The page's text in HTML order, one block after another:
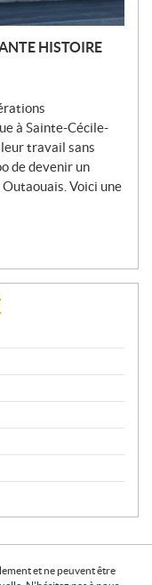
HISTOIRE
à Sainte-Cécile-
travail sans
de devenir un
Voici une
et ne peuvent être